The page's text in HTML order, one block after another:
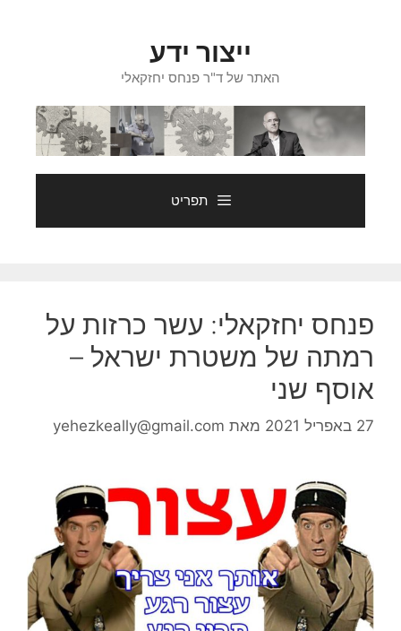
ייצור ידע
האתר של ד"ר פנחס יחזקאלי
תפריט
פנחס יחזקאלי: עשר כרזות על
רמתה של משטרת ישראל –
אוסף שני
27 באפריל 2021 מאת yehezkeally@gmail.com